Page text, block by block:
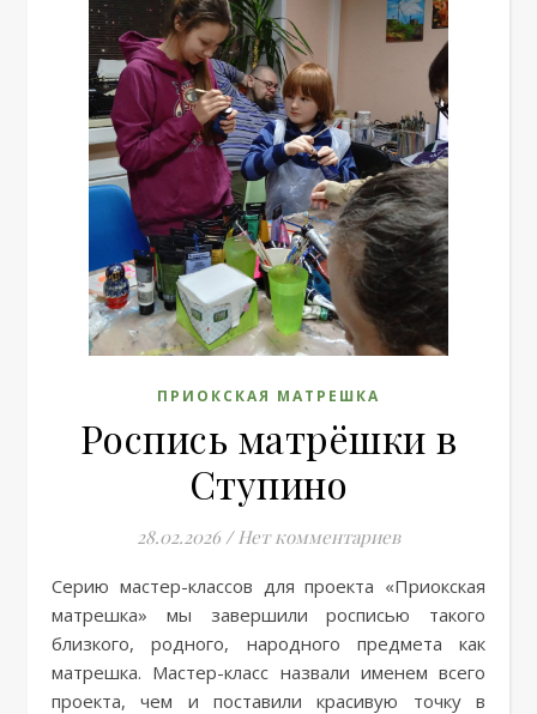
ПРИОКСКАЯ МАТРЕШКА
Роспись матрёшки в
Ступино
28.02.2026 / Нет комментариев
Серию мастер-классов для проекта «Приокская
матрешка» мы завершили росписью такого
близкого, родного, народного предмета как
матрешка. Мастер-класс назвали именем всего
проекта, чем и поставили красивую точку в